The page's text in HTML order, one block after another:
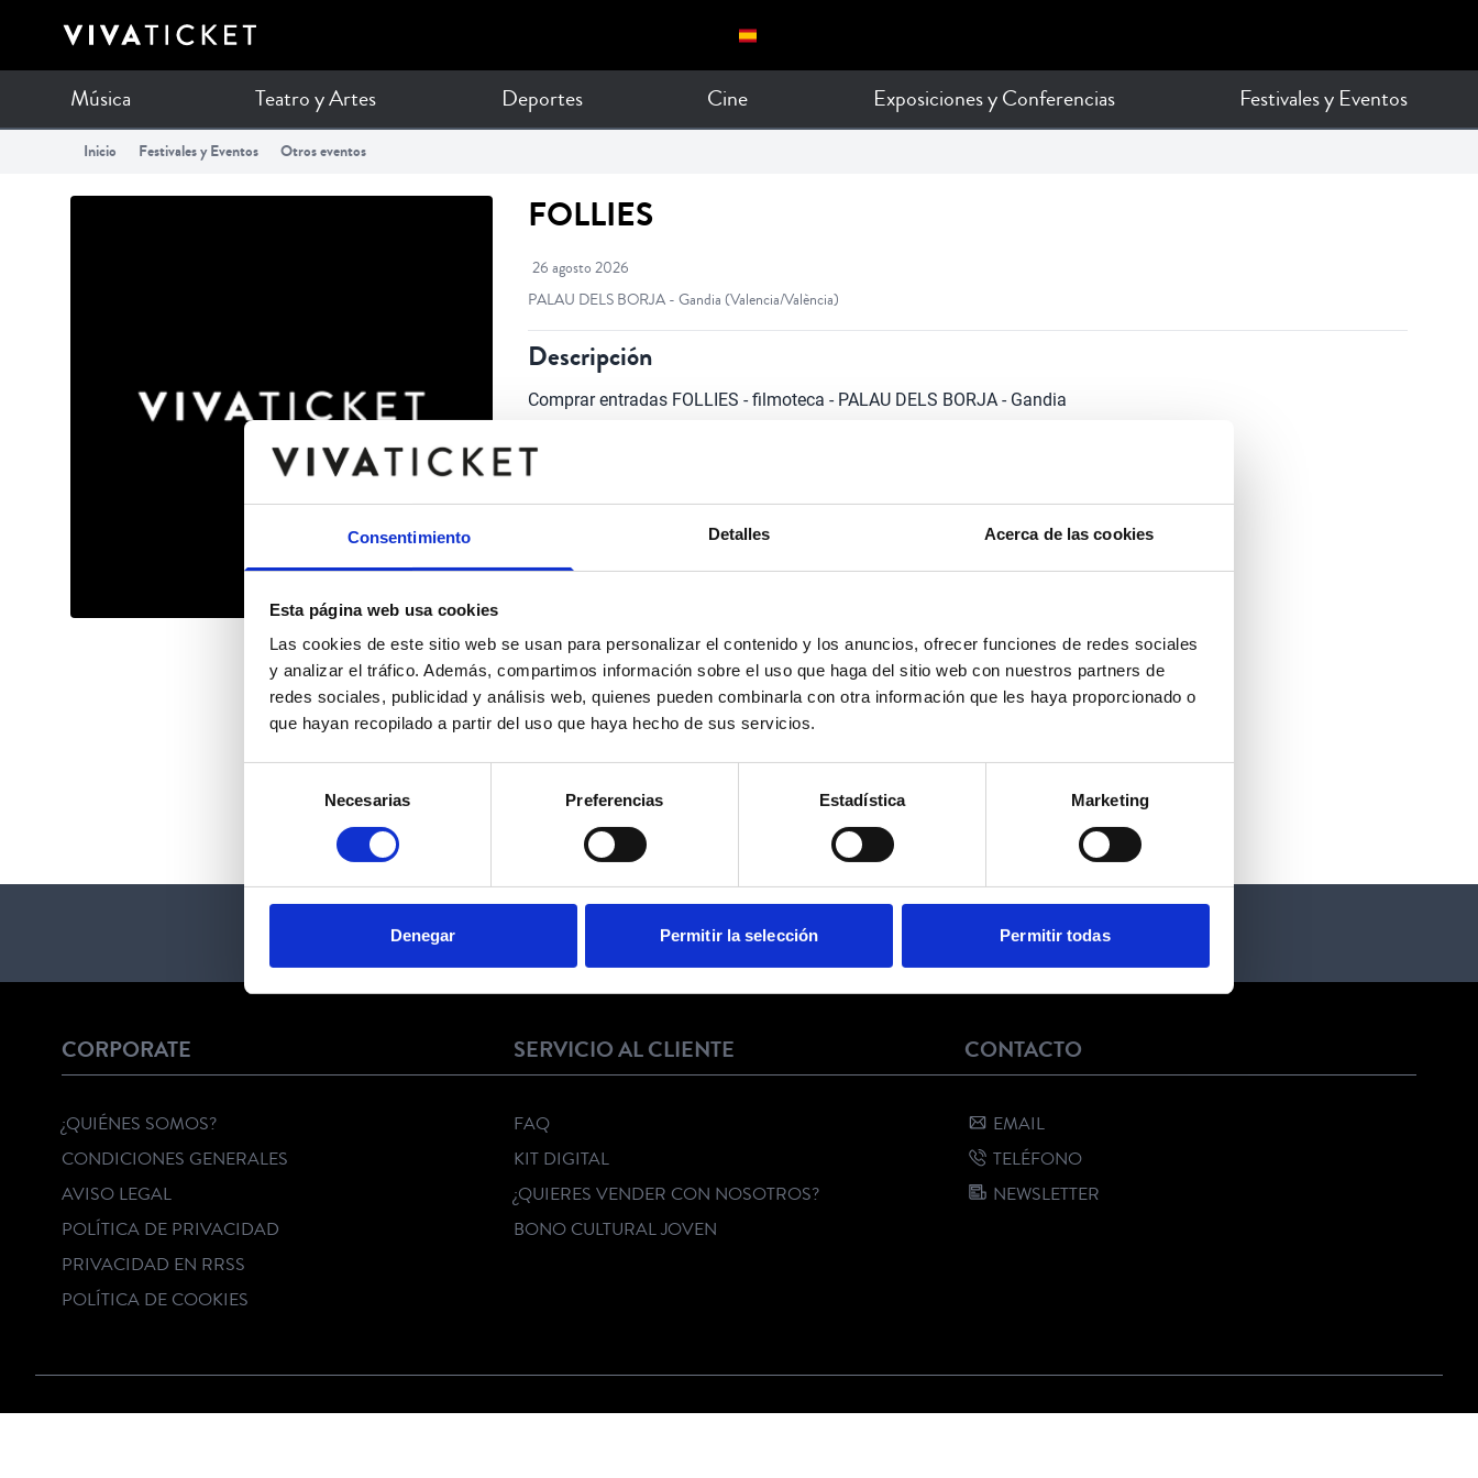
Consentimiento Detalles Acerca de las cookies
Esta página web usa cookies
Las cookies de este sitio web se usan para personalizar el contenido y los anuncios, ofrecer funciones de redes sociales
y analizar el tráfico. Además, compartimos información sobre el uso que haga del sitio web con nuestros partners de
redes sociales, publicidad y análisis web, quienes pueden combinarla con otra información que les haya proporcionado o
que hayan recopilado a partir del uso que haya hecho de sus servicios.
consentimiento
Necesarias Preferencias Estadística Marketing
Denegar Permitir la selección Permitir todas
(Valencia/València)
Descripción
Comprar entradas FOLLIES - filmoteca - PALAU DELS BORJA - Gandia
Elige la zona